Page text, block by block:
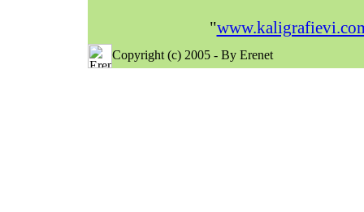
"
Copyright (c) 2005 - By Erenet